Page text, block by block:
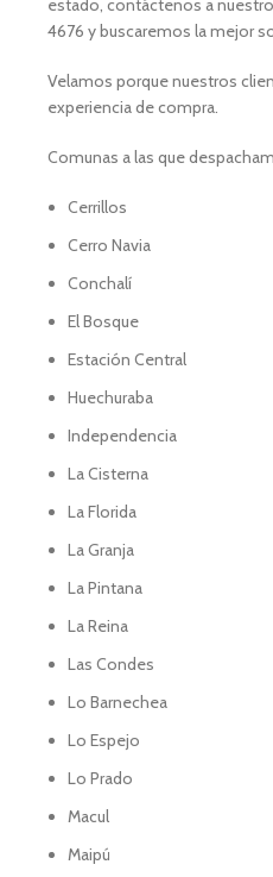
estado, contáctenos a
4676 y buscaremos la mejor
Velamos porque nuestros
experiencia de compra.
Comunas a las que
Cerrillos
Cerro Navia
Conchalí
El Bosque
Estación Central
Huechuraba
Independencia
La Cisterna
La Florida
La Granja
La Pintana
La Reina
Las Condes
Lo Barnechea
Lo Espejo
Lo Prado
Macul
Maipú